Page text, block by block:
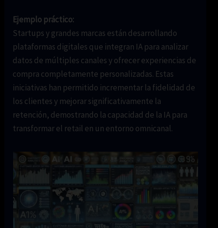
Ejemplo práctico:
Startups y grandes marcas están desarrollando
plataformas digitales que integran IA para analizar
datos de múltiples canales y ofrecer experiencias de
compra completamente personalizadas. Estas
iniciativas han permitido incrementar la fidelidad de
los clientes y mejorar significativamente la
retención, demostrando la capacidad de la IA para
transformar el retail en un entorno omnicanal.